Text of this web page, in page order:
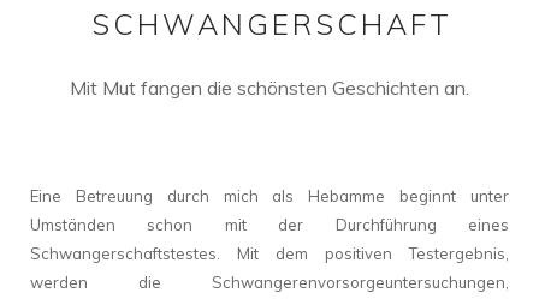
ICH
GEBURT
KONTAKT
SCHWANGERSCHAFT
Mit Mut fangen die schönsten Geschichten an.
Eine Betreuung durch mich als Hebamme beginnt unter
Umständen schon mit der Durchführung eines
Schwangerschaftstestes. Mit dem positiven Testergebnis,
werden die Schwangerenvorsorgeuntersuchungen,